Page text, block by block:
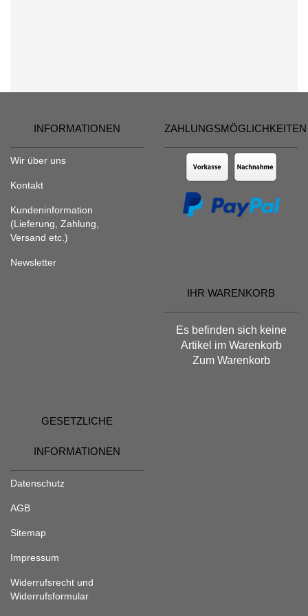
INFORMATIONEN
Wir über uns
Kontakt
Kundeninformation
(Lieferung, Zahlung,
Versand etc.)
Newsletter
ZAHLUNGSMÖGLICHKEITEN
IHR WARENKORB
Es befinden sich keine
Artikel im Warenkorb
Zum Warenkorb
GESETZLICHE
INFORMATIONEN
Datenschutz
AGB
Sitemap
Impressum
Widerrufsrecht und
Widerrufsformular